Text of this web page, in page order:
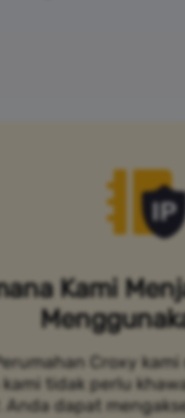
Kami
Croxy
tidak perlu
Anda dapat